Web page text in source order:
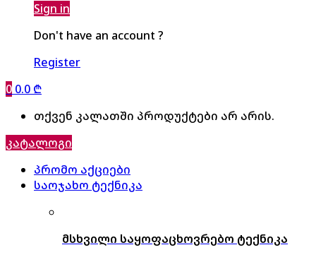
Sign in
Don't have an account ?
Register
0 0.0 ₾
თქვენ კალათში პროდუქტები არ არის.
კატალოგი
პრომო აქციები
საოჯახო ტექნიკა
მსხვილი საყოფაცხოვრებო ტექნიკა